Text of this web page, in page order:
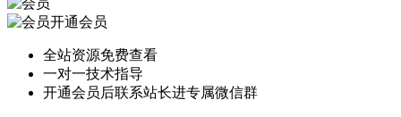
开通会员
全站资源免费查看
一对一技术指导
开通会员后联系站长进专属微信群